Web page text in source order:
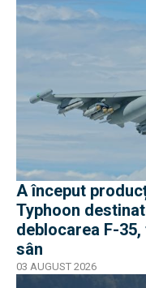
A început
Typhoon
deblocarea F-
sân
03 AUGUST 2026